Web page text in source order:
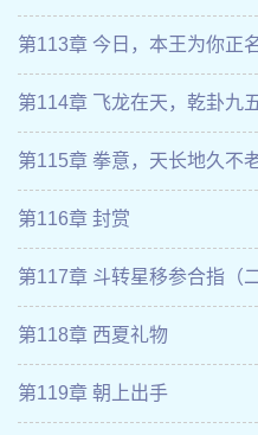
第113章 今日，本王为你正
第114章 飞龙在天，乾卦九
第115章 拳意，天长地久不
第116章 封赏
第117章 斗转星移参合指（
第118章 西夏礼物
第119章 朝上出手